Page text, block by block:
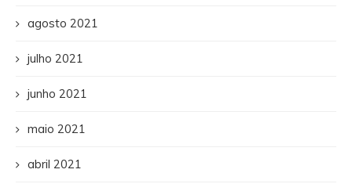
agosto 2021
julho 2021
junho 2021
maio 2021
abril 2021